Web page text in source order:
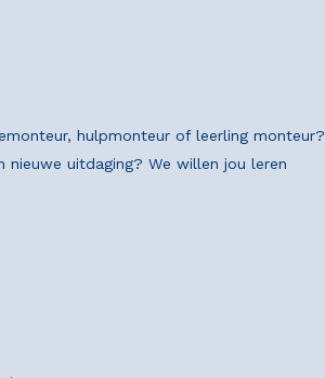
hulpmonteur of leerling monteur?
uitdaging? We willen jou leren